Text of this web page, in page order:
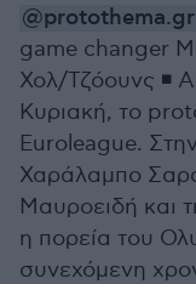
@protothema.gr
game changer
Χολ/Τζόουνς ◾
Κυριακή, το
Euroleague.
Χαράλαμπο
Μαυροειδή και
η πορεία του
συνεχόμενη